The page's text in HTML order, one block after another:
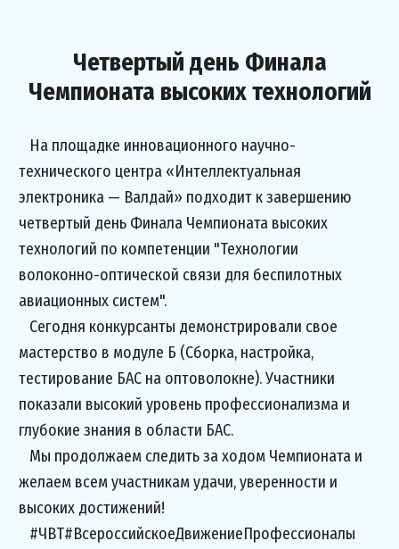
Четвертый день Финала
Чемпионата высоких технологий
На площадке инновационного научно-
технического центра «Интеллектуальная
электроника — Валдай» подходит к завершению
четвертый день Финала Чемпионата высоких
технологий по компетенции "Технологии
волоконно-оптической связи для беспилотных
авиационных систем".
Сегодня конкурсанты демонстрировали свое
мастерство в модуле Б (Сборка, настройка,
тестирование БАС на оптоволокне). Участники
показали высокий уровень профессионализма и
глубокие знания в области БАС.
Мы продолжаем следить за ходом Чемпионата и
желаем всем участникам удачи, уверенности и
высоких достижений!
#ЧВТ#ВсероссийскоеДвижениеПрофессионалы